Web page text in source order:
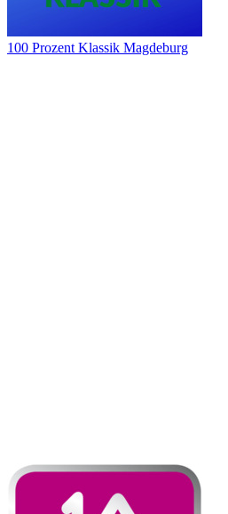
100 Prozent Klassik Magdeburg